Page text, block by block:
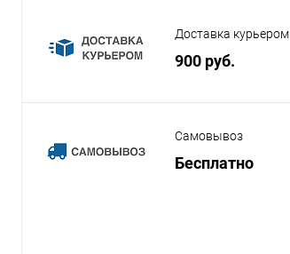
Доставка курьером
900 руб.
Самовывоз
Бесплатно